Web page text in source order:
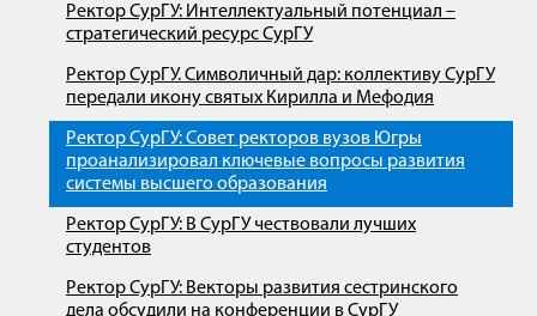
Ректор СурГУ: Интеллектуальный потенциал –
стратегический ресурс СурГУ
Ректор СурГУ. Символичный дар: коллективу СурГУ
передали икону святых Кирилла и Мефодия
Ректор СурГУ: Совет ректоров вузов Югры
проанализировал ключевые вопросы развития
системы высшего образования
Ректор СурГУ: В СурГУ чествовали лучших
студентов
Ректор СурГУ: Векторы развития сестринского
дела обсудили на конференции в СурГУ